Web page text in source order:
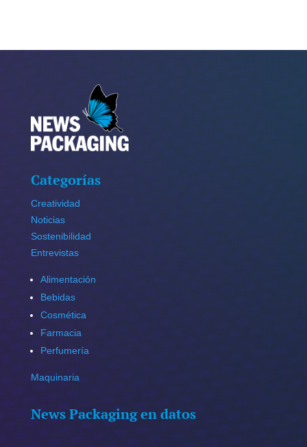
Categorías
Creatividad
Noticias
Sostenibilidad
Entrevistas
Alimentación
Bebidas
Cosmética
Farmacia
Perfumería
Maquinaria
News Packaging en datos